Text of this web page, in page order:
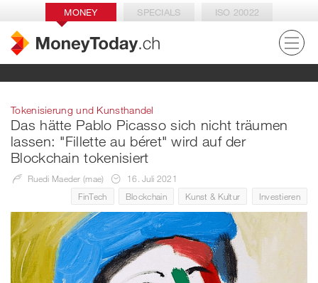
MONEY SPECIALS ISO 20022
Tokenisierung und Kunsthandel
Das hätte Pablo Picasso sich nicht träumen
lassen: "Fillette au béret" wird auf der
Blockchain tokenisiert
Ruedi Maeder (mae)
16. Juli 2021
FinTech
Blockchain Kunst & Kultur Investieren